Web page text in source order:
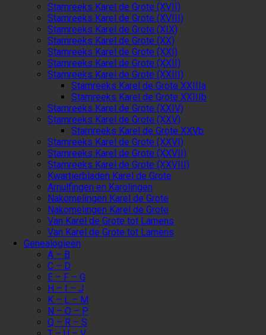
Stamreeks Karel de Grote (XVII)
Stamreeks Karel de Grote (XVIII)
Stamreeks Karel de Grote (XIX)
Stamreeks Karel de Grote (XX)
Stamreeks Karel de Grote (XXI)
Stamreeks Karel de Grote (XXII)
Stamreeks Karel de Grote (XXIII)
Stamreeks Karel de Grote XXIIIa
Stamreeks Karel de Grote XXIIIb
Stamreeks Karel de Grote (XXIV)
Stamreeks Karel de Grote (XXV)
Stamreeks Karel de Grote XXVb
Stamreeks Karel de Grote (XXVI)
Stamreeks Karel de Grote (XXVII)
Stamreeks Karel de Grote (XXVIII)
Kwartierbladen Karel de Grote
Arnulfingen en Karolingen
Nakomelingen Karel de Grote
Nakomelingen Karel de Grote
Van Karel de Grote tot Lamens
Van Karel de Grote tot Lamens
Genealogieën
A – B
C – D
E – F – G
H – I – J
K – L – M
N – O – P
Q – R – S